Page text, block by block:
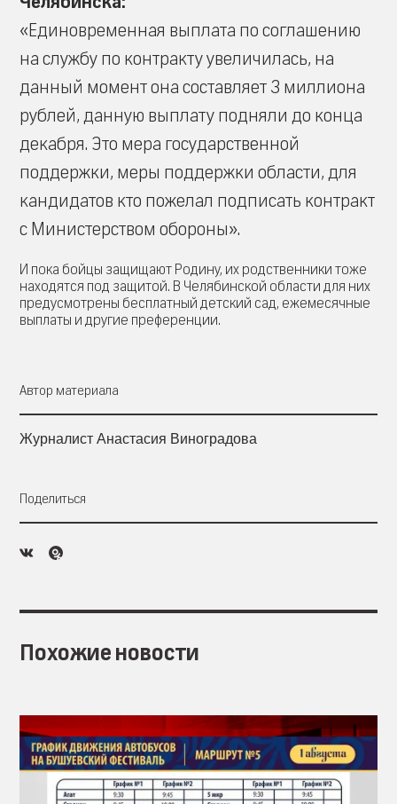
«Единовременная выплата по соглашению
на службу по контракту увеличилась, на
данный момент она составляет 3 миллиона
рублей, данную выплату подняли до конца
декабря. Это мера государственной
поддержки, меры поддержки области, для
кандидатов кто пожелал подписать контракт
с Министерством обороны».
И пока бойцы защищают Родину, их родственники тоже
находятся под защитой. В Челябинской области для них
предусмотрены бесплатный детский сад, ежемесячные
выплаты и другие преференции.
Автор материала
Журналист Анастасия Виноградова
Поделиться
Похожие новости